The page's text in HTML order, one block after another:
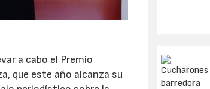
a cabo el Premio
que este año alcanza su